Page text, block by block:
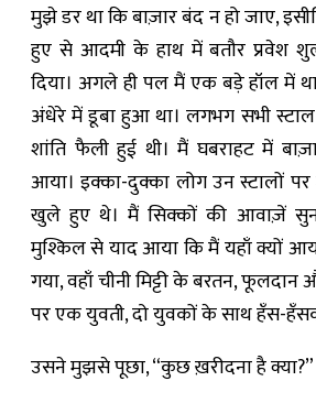
मुझे डर था कि बाज़ार बंद न हो जाए,
हुए से आदमी के हाथ में बतौर प्रवेश
दिया। अगले ही पल मैं एक बड़े हॉल में
अंधेरे में डूबा हुआ था। लगभग सभी
शांति फैली हुई थी। मैं घबराहट में
आया। इक्का-दुक्का लोग उन स्टालों
खुले हुए थे। मैं सिक्कों की आवाज़ें
मुश्किल से याद आया कि मैं यहाँ क्यों
गया, वहाँ चीनी मिट्टी के बरतन,
पर एक युवती, दो युवकों के साथ हँस-
उसने मुझसे पूछा, “कुछ ख़रीदना है क्या?”